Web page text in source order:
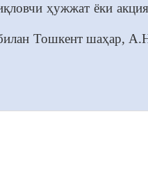
ҳужжат ёки
Тошкент шаҳар,